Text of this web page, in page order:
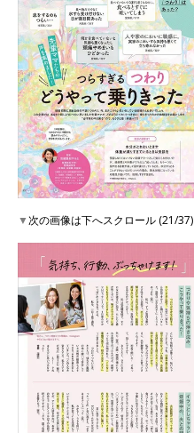
▼次の画像は下へスクロール (21/37)